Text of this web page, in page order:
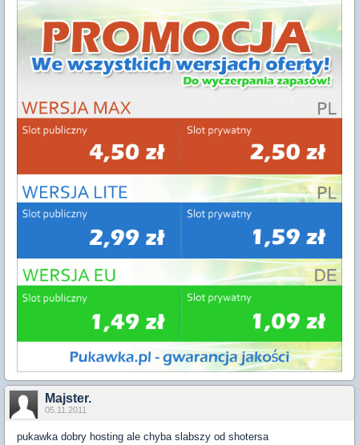
Majster.
05.11.2011
pukawka dobry hosting ale chyba slabszy od shotersa